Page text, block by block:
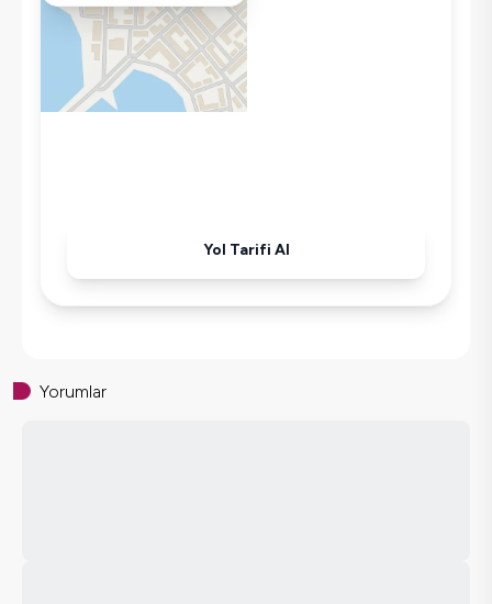
Kettle
Korunaklı Havuz
Havuz-Bahçe Bakımı
Yol Tarifi Al
Yorumlar